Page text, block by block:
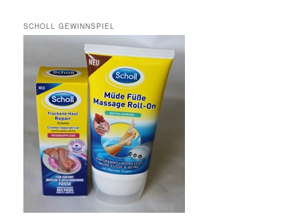
SCHOLL GEWINNSPIEL